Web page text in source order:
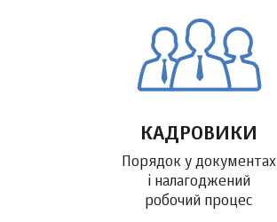
КАДРОВИКИ
Порядок у документах
і налагоджений
робочий процес